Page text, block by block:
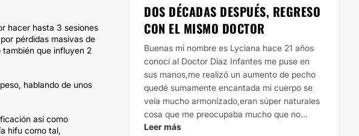
hacer hasta 3 sesiones
pérdidas masivas de
que influyen 2
hablando de unos
así como
hifu como tal,
DOS DÉCADAS DESPUÉS, REGRESO
CON EL MISMO DOCTOR
Buenas mi nombre es Lyciana hace 21 años
conocí al Doctor Diaz Infantes me puse en
sus manos,me realizó un aumento de pecho
quedé sumamente encantada mi cuerpo se
veía mucho armonizado,eran súper naturales
cosa que me preocupaba mucho que no...
Leer más